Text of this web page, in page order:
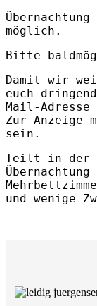
möglich.
Bitte
Damit wir
euch
Mail-
Zur Anzeige
sein.
Teilt in der
und wenige